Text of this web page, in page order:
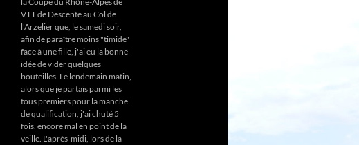
VTT de Descente au Col de
l'Arzelier que, le samedi soir,
afin de paraître moins "timide"
face à une fille, j'ai eu la bonne
idée de vider quelques
bouteilles. Le lendemain matin,
alors que je partais parmi les
tous premiers pour la manche
de qualification, j'ai chuté 5
fois, encore mal en point de la
veille. L'après-midi, lors de la